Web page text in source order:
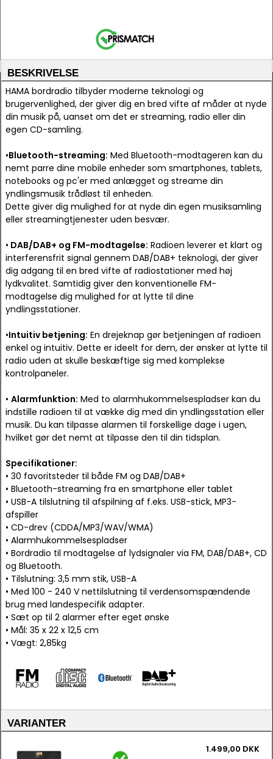
BESKRIVELSE
HAMA bordradio tilbyder moderne teknologi og
brugervenlighed, der giver dig en bred vifte af måder at nyde
din musik på, uanset om det er streaming, radio eller din
egen CD-samling.
•Bluetooth-streaming: Med Bluetooth-modtageren kan du
nemt parre dine mobile enheder som smartphones, tablets,
notebooks og pc'er med anlægget og streame din
yndlingsmusik trådløst til enheden.
Dette giver dig mulighed for at nyde din egen musiksamling
eller streamingtjenester uden besvær.
• DAB/DAB+ og FM-modtagelse: Radioen leverer et klart og
interferensfrit signal gennem DAB/DAB+ teknologi, der giver
dig adgang til en bred vifte af radiostationer med høj
lydkvalitet. Samtidig giver den konventionelle FM-
modtagelse dig mulighed for at lytte til dine
yndlingsstationer.
•Intuitiv betjening: En drejeknap gør betjeningen af radioen
enkel og intuitiv. Dette er ideelt for dem, der ønsker at lytte til
radio uden at skulle beskæftige sig med komplekse
kontrolpaneler.
• Alarmfunktion: Med to alarmhukommelsespladser kan du
indstille radioen til at vække dig med din yndlingsstation eller
musik. Du kan tilpasse alarmen til forskellige dage i ugen,
hvilket gør det nemt at tilpasse den til din tidsplan.
Specifikationer:
• 30 favoritsteder til både FM og DAB/DAB+
• Bluetooth-streaming fra en smartphone eller tablet
• USB-A tilslutning til afspilning af f.eks. USB-stick, MP3-
afspiller
• CD-drev (CDDA/MP3/WAV/WMA)
• Alarmhukommelsespladser
• Bordradio til modtagelse af lydsignaler via FM, DAB/DAB+, CD
og Bluetooth.
• Tilslutning: 3,5 mm stik, USB-A
• Med 100 - 240 V nettilslutning til verdensomspændende
brug med landespecifik adapter.
• Sæt op til 2 alarmer efter eget ønske
• Mål: 35 x 22 x 12,5 cm
• Vægt: 2,85kg
VARIANTER
1.499,00 DKK